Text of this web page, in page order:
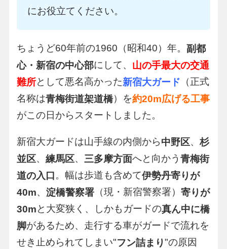
にお役立てください。
ちょうど60年前の1960（昭和40）年。 副都
心・新宿の中心部にして、 山の手最大の交通
難所として悪名高かった新宿大ガード （正式
名称は青梅街道架道橋）を約20m広げる工事
がこの日からスタートしました。
新宿大ガードは山手線の内側から中野区、 杉
並区、 練馬区、 三多摩方面へと向かう 青梅街
道の入口 。幅は歩道も含めて伊勢丹寄りが
40m、 淀橋警察署（現・新宿警察署） 寄りが
30mと大変狭く、しかもガードの真ん中に橋
脚があるため、走行する車がガードで流れを
せき止められてしまい"フン詰まり"の原因